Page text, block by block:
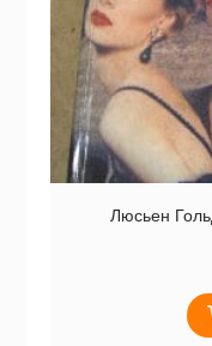
Люсьен